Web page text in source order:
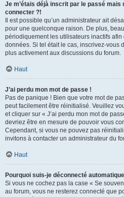
Je m’étais déjà inscrit par le passé mais
connecter ?!
Il est possible qu’un administrateur ait
pour une quelconque raison. De plus,
périodiquement les utilisateurs inactifs
données. Si tel était le cas, inscrivez-vous
plus activement aux discussions du forum.
Haut
J’ai perdu mon mot de passe !
Pas de panique ! Bien que votre mot de
peut facilement être réinitialisé. Veuillez
et cliquer sur « J’ai perdu mon mot de
devriez être en mesure de pouvoir vous
Cependant, si vous ne pouvez pas
invitons à contacter un administrateur du
Haut
Pourquoi suis-je déconnecté
Si vous ne cochez pas la case « Se
au forum, vous ne resterez connecté que